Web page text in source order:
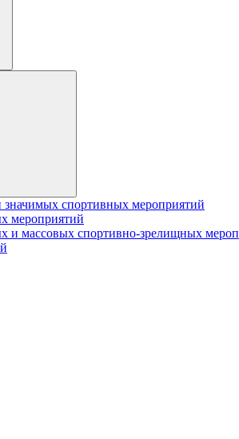
спортивных мероприятий
мероприятий
и массовых спортивно-зрелищных